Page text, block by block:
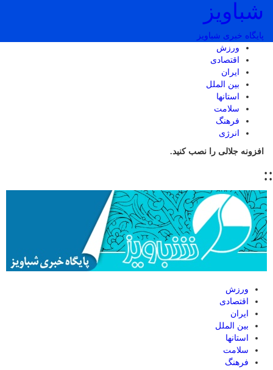
شباویز
پایگاه خبری شباویز
ورزش
اقتصادی
ایران
بین الملل
استانها
سلامت
فرهنگ
انرژی
افزونه جلالی را نصب کنید.
::
ورزش
اقتصادی
ایران
بین الملل
استانها
سلامت
فرهنگ